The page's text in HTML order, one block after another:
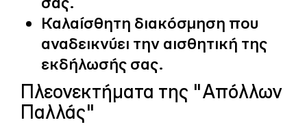
Καλαίσθητη διακόσμηση που
αναδεικνύει την αισθητική της
εκδήλωσής σας.
Πλεονεκτήματα της "Απόλλων
Παλλάς"